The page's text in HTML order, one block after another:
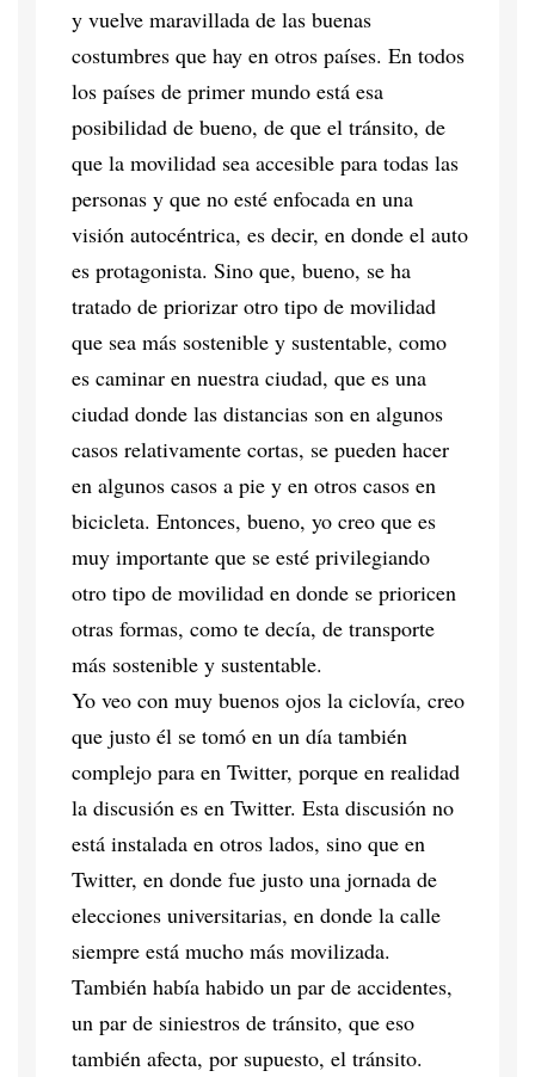
y vuelve maravillada de las buenas
costumbres que hay en otros países. En todos
los países de primer mundo está esa
posibilidad de bueno, de que el tránsito, de
que la movilidad sea accesible para todas las
personas y que no esté enfocada en una
visión autocéntrica, es decir, en donde el auto
es protagonista. Sino que, bueno, se ha
tratado de priorizar otro tipo de movilidad
que sea más sostenible y sustentable, como
es caminar en nuestra ciudad, que es una
ciudad donde las distancias son en algunos
casos relativamente cortas, se pueden hacer
en algunos casos a pie y en otros casos en
bicicleta. Entonces, bueno, yo creo que es
muy importante que se esté privilegiando
otro tipo de movilidad en donde se prioricen
otras formas, como te decía, de transporte
más sostenible y sustentable.
Yo veo con muy buenos ojos la ciclovía, creo
que justo él se tomó en un día también
complejo para en Twitter, porque en realidad
la discusión es en Twitter. Esta discusión no
está instalada en otros lados, sino que en
Twitter, en donde fue justo una jornada de
elecciones universitarias, en donde la calle
siempre está mucho más movilizada.
También había habido un par de accidentes,
un par de siniestros de tránsito, que eso
también afecta, por supuesto, el tránsito.